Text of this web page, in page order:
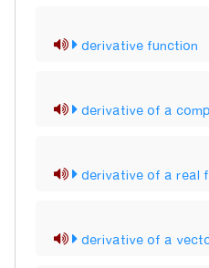
derivative function
derivative of a
derivative of a real
derivative of a